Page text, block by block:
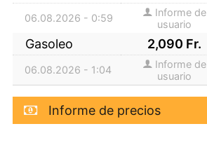
06.08.2026 - 0:59
Informe de
usuario
Gasoleo 2,090 Fr.
06.08.2026 - 1:04
Informe de
usuario
Informe de precios